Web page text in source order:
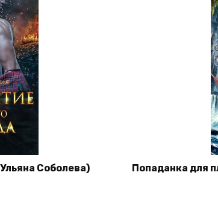
Соболева) Попаданка для